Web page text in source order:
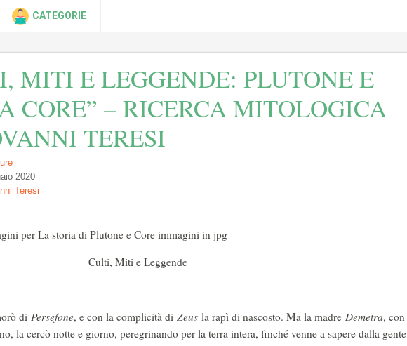
CATEGORIE
MITI E LEGGENDE: PLUTONE E
CORE” – RICERCA MITOLOGICA
TERESI
2020
Teresi
e Leggende
di Persefone, e con la complicità di Zeus la rapì di nascosto. Ma la madre Demetra, con
la cercò notte e giorno, peregrinando per la terra intera, finché venne a sapere dalla gente